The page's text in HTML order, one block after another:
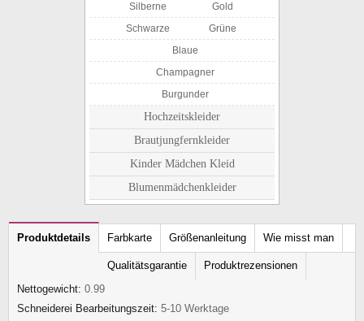
Silberne
Gold
Schwarze
Grüne
Blaue
Champagner
Burgunder
Hochzeitskleider
Brautjungfernkleider
Kinder Mädchen Kleid
Blumenmädchenkleider
Produktdetails Farbkarte Größenanleitung Wie misst man
Qualitätsgarantie
Produktrezensionen
Nettogewicht: 0.99
Schneiderei Bearbeitungszeit: 5-10 Werktage